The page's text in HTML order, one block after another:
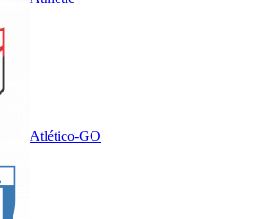
Atlético-GO